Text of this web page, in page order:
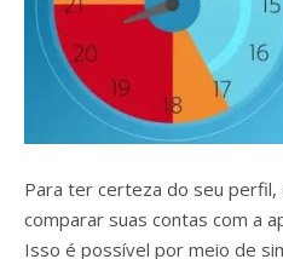
Para ter certeza do seu perfil,
comparar suas contas com a
Isso é possível por meio de